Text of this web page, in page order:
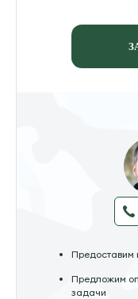
Предоставим
Предложим
задачи